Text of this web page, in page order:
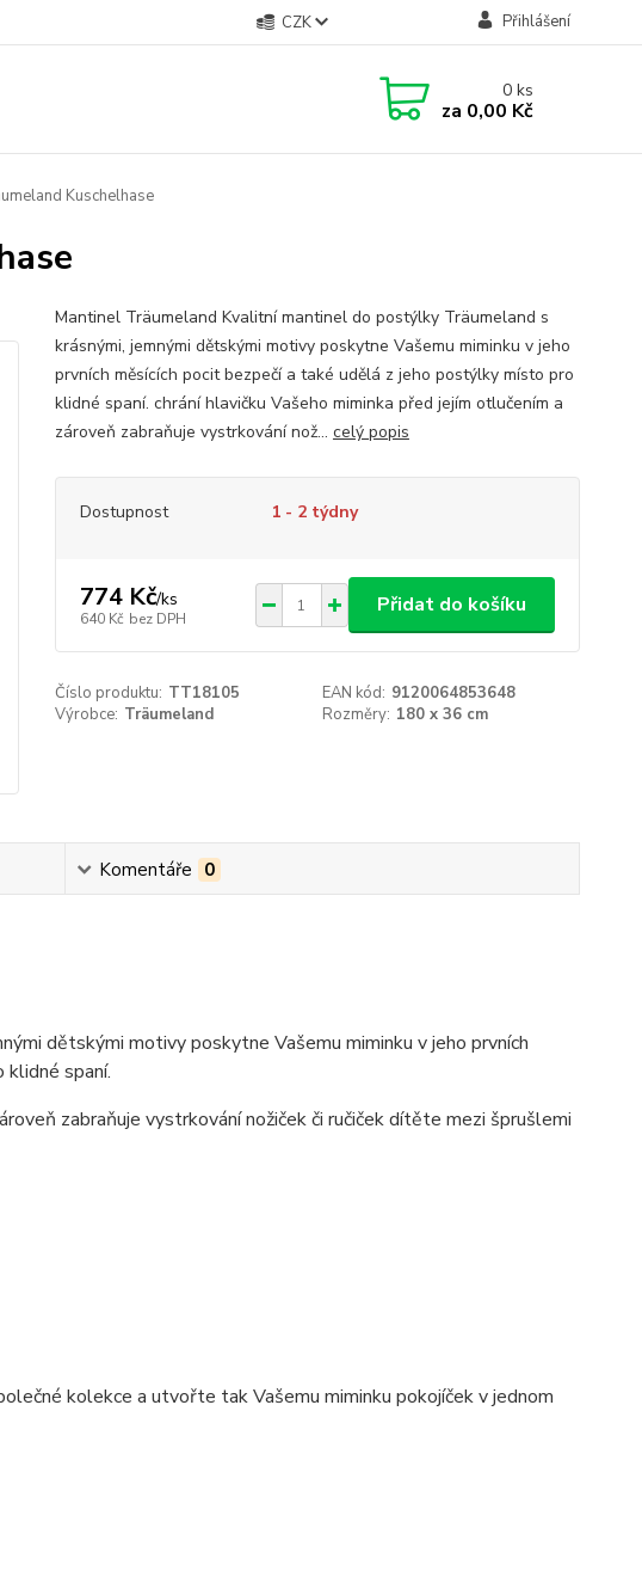
CZK Přihlášení
0ks
za 0,00 Kč
Kuschelhase
Mantinel Träumeland Kvalitní mantinel do postýlky Träumeland s
krásnými, jemnými dětskými motivy poskytne Vašemu miminku v jeho
prvních měsících pocit bezpečí a také udělá z jeho postýlky místo pro
klidné spaní. chrání hlavičku Vašeho miminka před jejím otlučením a
zároveň zabraňuje vystrkování nož... celý popis
Dostupnost 1 - 2 týdny
774 Kč/ks
640 Kč bez DPH
Přidat do košíku
Číslo produktu: TT18105 EAN kód: 9120064853648
Výrobce: Träumeland Rozměry: 180 x 36 cm
Komentáře 0
dětskými motivy poskytne Vašemu miminku v jeho prvních
spaní.
zabraňuje vystrkování nožiček či ručiček dítěte mezi šprušlemi
kolekce a utvořte tak Vašemu miminku pokojíček v jednom